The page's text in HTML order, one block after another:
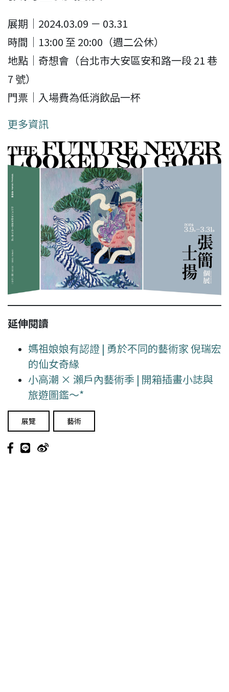
展期｜2024.03.09 － 03.31
時間｜13:00 至 20:00（週二公休）
地點｜奇想會（台北市大安區安和路一段 21 巷
7 號）
門票｜入場費為低消飲品一杯
更多資訊
延伸閱讀
媽祖娘娘有認證 | 勇於不同的藝術家 倪瑞宏
的仙女奇緣
小高潮 × 瀨戶內藝術季 | 開箱插畫小誌與
旅遊圖鑑～*
展覽 藝術